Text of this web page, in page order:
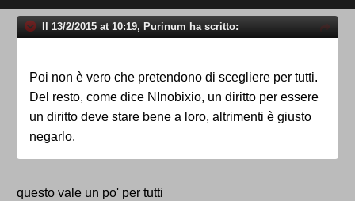
Il 13/2/2015 at 10:19, Purinum ha scritto:
Poi non è vero che pretendono di scegliere per tutti.
Del resto, come dice NInobixio, un diritto per essere
un diritto deve stare bene a loro, altrimenti è giusto
negarlo.
questo vale un po' per tutti